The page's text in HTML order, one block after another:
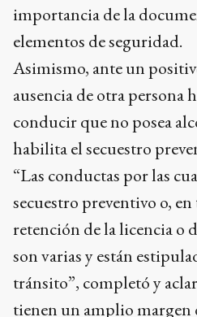
importancia de la
elementos de seguridad.
Asimismo, ante un
ausencia de otra persona
conducir que no posea
habilita el secuestro
“Las conductas por las
secuestro preventivo o, en
retención de la licencia o
son varias y están
tránsito”, completó y
tienen un amplio margen